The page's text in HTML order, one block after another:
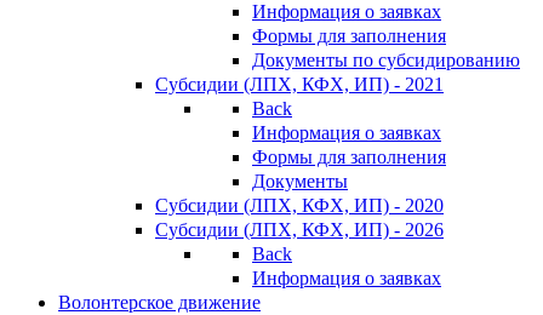
Информация о заявках
Формы для заполнения
Документы по субсидированию
Субсидии (ЛПХ, КФХ, ИП) - 2021
Back
Информация о заявках
Формы для заполнения
Документы
Субсидии (ЛПХ, КФХ, ИП) - 2020
Субсидии (ЛПХ, КФХ, ИП) - 2026
Back
Информация о заявках
Волонтерское движение